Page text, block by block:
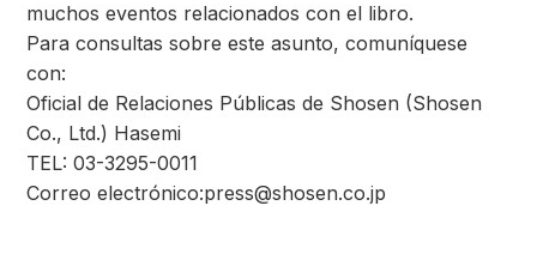
muchos eventos relacionados con el libro.
Para consultas sobre este asunto, comuníquese
con:
Oficial de Relaciones Públicas de Shosen (Shosen
Co., Ltd.) Hasemi
TEL: 03-3295-0011
Correo electrónico:press@shosen.co.jp